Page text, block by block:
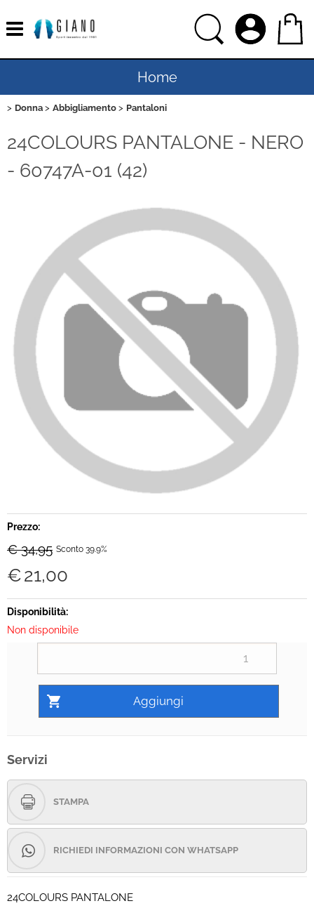
Home
Uomo
Donna
Bambina
Ciclismo
Brand
Contatti
Donna Abbigliamento Pantaloni
24COLOURS PANTALONE - NERO
- 60747A-01 (42)
Prezzo:
€ 34,95 Sconto 39.9%
€21,00
Disponibilità:
Non disponibile
Servizi
STAMPA
RICHIEDI INFORMAZIONI CON WHATSAPP
24COLOURS PANTALONE